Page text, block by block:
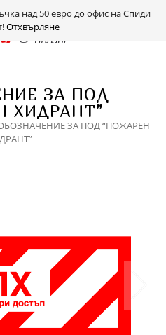
над 50 евро до офис на Спиди
Отхвърляне
ЗА ПОД
ХИДРАНТ”
ЗА ПОД “ПОЖАРЕН